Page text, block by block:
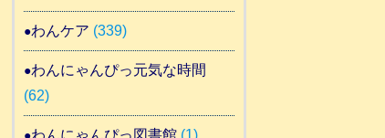
わんケア (339)
わんにゃんぴっ元気な時間
(62)
わんにゃんぴっ図書館(1)